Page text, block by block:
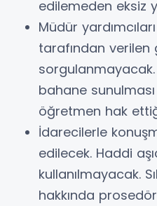
edilemeden eksiz
Müdür
tarafından verilen
bahane
öğretmen hak
İdarecilerle
edilecek. Haddi
kullanılmayacak.
hakkında